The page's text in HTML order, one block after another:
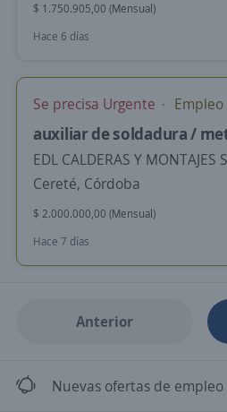
$ 1.750.905,00 (Mensual)
Hace 6 días
Se precisa Urgente
auxiliar de soldadura /
EDL CALDERAS Y MONTAJES
Cereté, Córdoba
$ 2.000.000,00 (Mensual)
Hace 7 días
Anterior
Nuevas ofertas de empleo